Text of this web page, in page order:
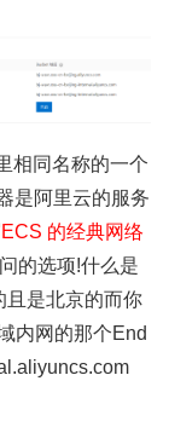
相同名称的一个
是阿里云的服务
ECS 的经典网络
的选项!什么是
且是北京的而你
内网的那个End